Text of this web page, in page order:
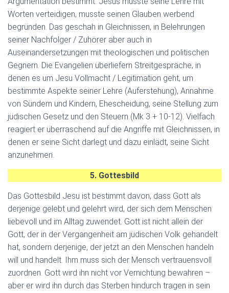
Worten verteidigen, musste seinen Glauben werbend
begründen. Das geschah in Gleichnissen, in Belehrungen
seiner Nachfolger / Zuhörer aber auch in
Auseinandersetzungen mit theologischen und politischen
Gegnern. Die Evangelien überliefern Streitgespräche, in
denen es um Jesu Vollmacht / Legitimation geht, um
bestimmte Aspekte seiner Lehre (Auferstehung), Annahme
von Sündern und Kindern, Ehescheidung, seine Stellung zum
jüdischen Gesetz und den Steuern (Mk 3 + 10-12). Vielfach
reagiert er überraschend auf die Angriffe mit Gleichnissen, in
denen er seine Sicht darlegt und dazu einlädt, seine Sicht
anzunehmen.
5. Gottesbild
Das Gottesbild Jesu ist bestimmt davon, dass Gott als
derjenige gelebt und gelehrt wird, der sich dem Menschen
liebevoll und im Alltag zuwendet. Gott ist nicht allein der
Gott, der in der Vergangenheit am jüdischen Volk gehandelt
hat, sondern derjenige, der jetzt an den Menschen handeln
will und handelt. Ihm muss sich der Mensch vertrauensvoll
zuordnen. Gott wird ihn nicht vor Vernichtung bewahren –
aber er wird ihn durch das Sterben hindurch tragen in sein